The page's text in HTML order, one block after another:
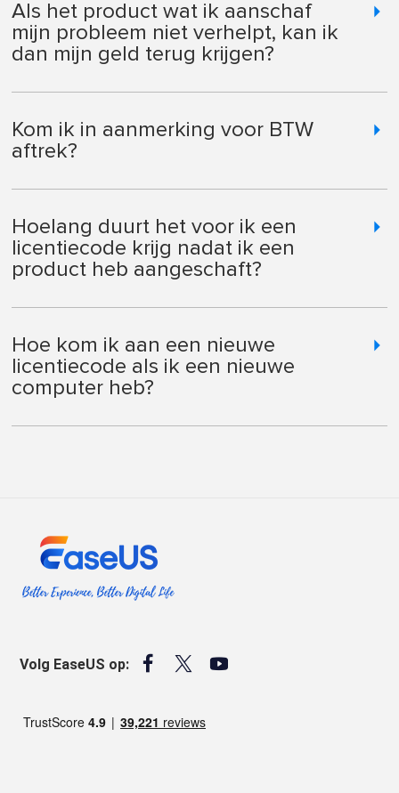
Als het product wat ik aanschaf
mijn probleem niet verhelpt, kan ik
dan mijn geld terug krijgen?
Kom ik in aanmerking voor BTW
aftrek?
Hoelang duurt het voor ik een
licentiecode krijg nadat ik een
product heb aangeschaft?
Hoe kom ik aan een nieuwe
licentiecode als ik een nieuwe
computer heb?
Volg EaseUS op:   